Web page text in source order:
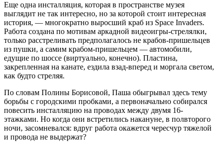
Еще одна инсталляция, которая в пространстве музея
выглядит не так интересно, но за которой стоит интересная
история, — многократно выросший краб из Space Invaders.
Работа создана по мотивам аркадной видеоигры-стрелялки,
только расстреливать предполагалось не крабов-пришельцев
из пушки, а самим крабом-пришельцем — автомобили,
едущие по шоссе (виртуально, конечно). Пластина,
закрепленная на канате, ездила взад-вперед и моргала светом,
как будто стреляя.
По словам Полины Борисовой, Паша обыгрывал здесь тему
борьбы с городскими пробками, а первоначально собирался
повесить инсталляцию на проводах между двумя 16-
этажками. Но когда они встретились накануне, в полвторого
ночи, засомневался: вдруг работа окажется чересчур тяжелой
и провода не выдержат?